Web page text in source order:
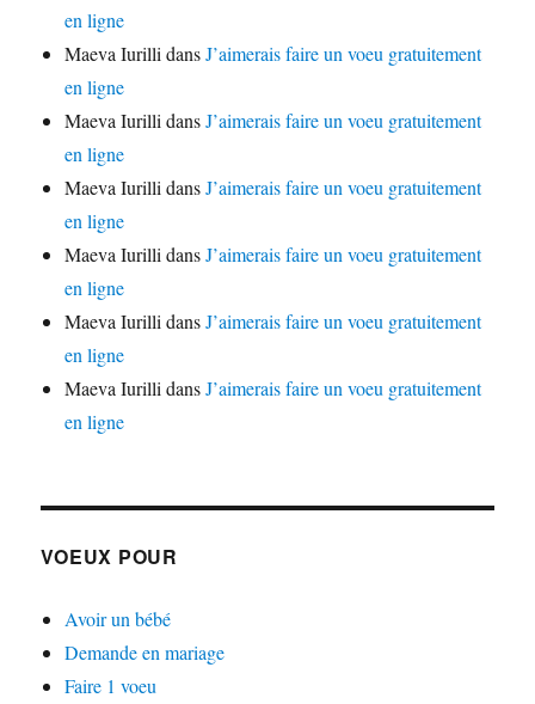
en ligne
Maeva Iurilli dansJ’aimerais faire un voeu gratuitement
en ligne
Maeva Iurilli dansJ’aimerais faire un voeu gratuitement
en ligne
Maeva Iurilli dansJ’aimerais faire un voeu gratuitement
en ligne
Maeva Iurilli dansJ’aimerais faire un voeu gratuitement
en ligne
Maeva Iurilli dansJ’aimerais faire un voeu gratuitement
en ligne
Maeva Iurilli dansJ’aimerais faire un voeu gratuitement
en ligne
VOEUX POUR
Avoir un bébé
Demande en mariage
Faire 1 voeu